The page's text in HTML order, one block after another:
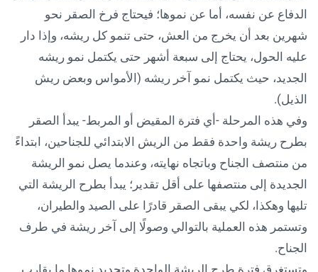
الدفاع عن نفسه، أما عن نموها؛ فيحتاج فرخ الصقر نحو
شهرين بعد أن يخرج من العش، حتى تنمو كل ريشه، وإذا دار
عليه الحول، يحتاج إلى سبعة أشهر حتى يكتمل نمو ريشه
الجديد، حيث يكتمل نمو آخر ريشه (الأمواس وبعض ريش
الذيل).
وفي هذه المرحلة -أي فترة المقيض أو المربط- يبدأ الصقر
بطرح ريشة واحدة فقط من الريش الابتدائي للجناحين، ابتداءً
من منتصف الجناح وباتجاه نهايته، وعندما يصل نمو الريشة
الجديدة إلى منتصفها على أقل تقدير؛ يبدأ بطرح الريشة التي
تليها وهكذا، لكي يبقى الصقر قادرًا على الصيد والطيران،
وتستمر هذه العملية بالتوالي وصولًا إلى آخر ريشة في طرف
الجناح.
وتستغرق فترة طرح الريشة الواحدة وتجديد نموها ما يقارب